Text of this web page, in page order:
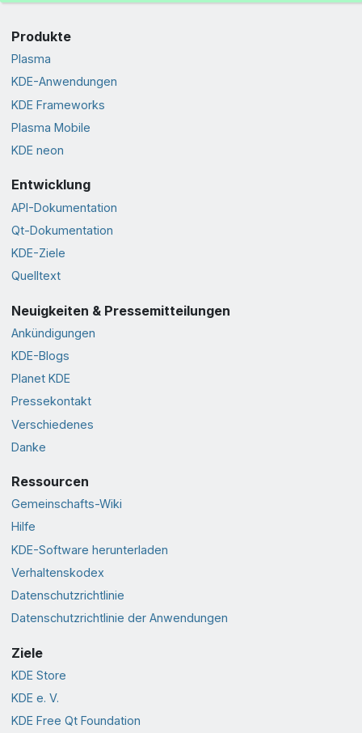
Produkte
Plasma
KDE-Anwendungen
KDE Frameworks
Plasma Mobile
KDE neon
Entwicklung
API-Dokumentation
Qt-Dokumentation
KDE-Ziele
Quelltext
Neuigkeiten & Pressemitteilungen
Ankündigungen
KDE-Blogs
Planet KDE
Pressekontakt
Verschiedenes
Danke
Ressourcen
Gemeinschafts-Wiki
Hilfe
KDE-Software herunterladen
Verhaltenskodex
Datenschutzrichtlinie
Datenschutzrichtlinie der Anwendungen
Ziele
KDE Store
KDE e. V.
KDE Free Qt Foundation